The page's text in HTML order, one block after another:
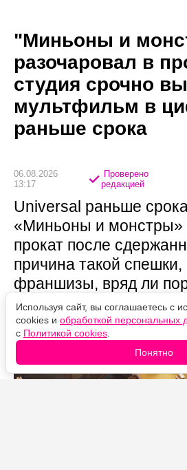
"Миньоны и
разочаровал в
студия срочно
мультфильм в
раньше срока
06.08.2026
13:17
Проверено
редакцией
Universal раньше
«Миньоны и монстры»
прокат после
причина такой
франшизы, вряд ли
преданных фанатов.
Используя сайт, вы соглашаетесь с
cookies и обработкой персональных
с Политикой cookies
Понятно